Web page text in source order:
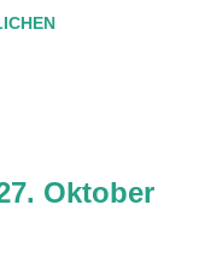
zu lernen. Die
26. Oktober
Oktober